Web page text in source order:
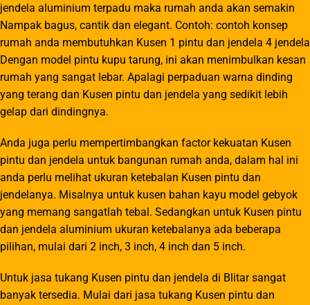
jendela aluminium terpadu maka rumah anda akan semakin
Nampak bagus, cantik dan elegant. Contoh: contoh konsep
rumah anda membutuhkan Kusen 1 pintu dan jendela 4 jendela
Dengan model pintu kupu tarung, ini akan menimbulkan kesan
rumah yang sangat lebar. Apalagi perpaduan warna dinding
yang terang dan Kusen pintu dan jendela yang sedikit lebih
gelap dari dindingnya.
Anda juga perlu mempertimbangkan factor kekuatan Kusen
pintu dan jendela untuk bangunan rumah anda, dalam hal ini
anda perlu melihat ukuran ketebalan Kusen pintu dan
jendelanya. Misalnya untuk kusen bahan kayu model gebyok
yang memang sangatlah tebal. Sedangkan untuk Kusen pintu
dan jendela aluminium ukuran ketebalanya ada beberapa
pilihan, mulai dari 2 inch, 3 inch, 4 inch dan 5 inch.
Untuk jasa tukang Kusen pintu dan jendela di Blitar sangat
banyak tersedia. Mulai dari jasa tukang Kusen pintu dan